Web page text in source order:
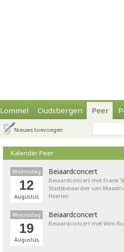
Lommel Oudsbergen Peer
Nieuws toevoegen
Kalender Peer
Woensdag
12
Augustus
Beiaardconcert
Beiaardconcert met Frank
Stadsbeiaardier van
Heerlen
Woensdag
19
Augustus
Beiaardconcert
Beiaardconcert met Wim